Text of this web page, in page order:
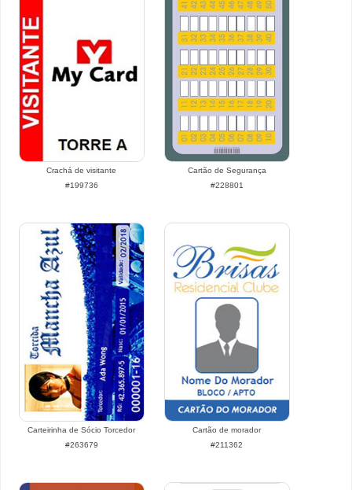
Crachá de visitante
#199736
Cartão de Segurança
#228801
Carteirinha de Sócio Torcedor
#263679
Cartão de morador
#211362